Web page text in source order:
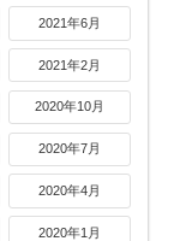
2021年6月
2021年2月
2020年10月
2020年7月
2020年4月
2020年1月